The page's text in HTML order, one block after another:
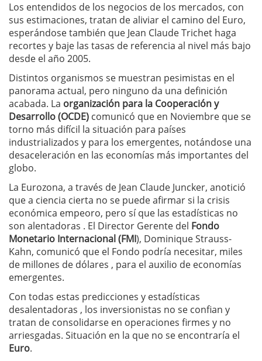
Los entendidos de los negocios de los mercados, con
sus estimaciones, tratan de aliviar el camino del Euro,
esperándose también que Jean Claude Trichet haga
recortes y baje las tasas de referencia al nivel más bajo
desde el año 2005.
Distintos organismos se muestran pesimistas en el
panorama actual, pero ninguno da una definición
acabada. La organización para la Cooperación y
Desarrollo (OCDE) comunicó que en Noviembre que se
torno más difícil la situación para países
industrializados y para los emergentes, notándose una
desaceleración en las economías más importantes del
globo.
La Eurozona, a través de Jean Claude Juncker, anotició
que a ciencia cierta no se puede afirmar si la crisis
económica empeoro, pero sí que las estadísticas no
son alentadoras . El Director Gerente del Fondo
Monetario Internacional (FMI), Dominique Strauss-
Kahn, comunicó que el Fondo podría necesitar, miles
de millones de dólares , para el auxilio de economías
emergentes.
Con todas estas predicciones y estadísticas
desalentadoras , los inversionistas no se confian y
tratan de consolidarse en operaciones firmes y no
arriesgadas. Situación en la que no se encontraría el
Euro.